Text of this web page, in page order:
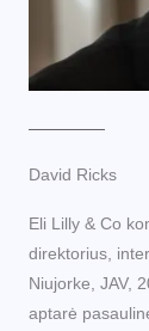
David Ricks
Eli Lilly & Co
direktorius,
Niujorke, JAV,
aptarė